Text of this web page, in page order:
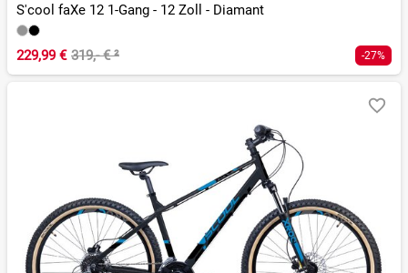
S'cool faXe 12 1-Gang - 12 Zoll - Diamant
229,99 € 319,- €² -27%